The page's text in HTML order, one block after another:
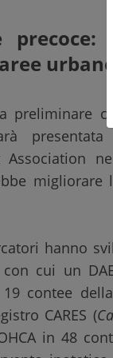
preliminare
Association
migliorare
hanno
cui un
contee
CARES (
in 48